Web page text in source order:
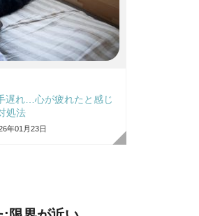
遅れ…心が疲れたと感じ
処法
年01月23日